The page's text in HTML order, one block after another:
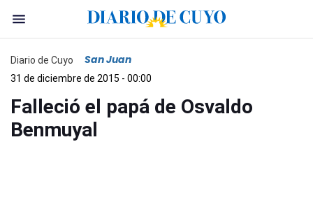
Diario de Cuyo San Juan
31 de diciembre de 2015 - 00:00
Falleció el papá de Osvaldo
Benmuyal